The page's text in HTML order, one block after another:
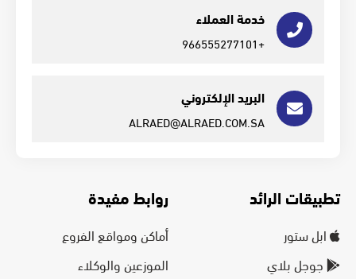
خدمة العملاء
+966555277101
البريد الإلكتروني
ALRAED@ALRAED.COM.SA
تطبيقات الرائد
ابل ستور
جوجل بلاي
روابط مفيدة
أماكن ومواقع الفروع
الموزعين والوكلاء